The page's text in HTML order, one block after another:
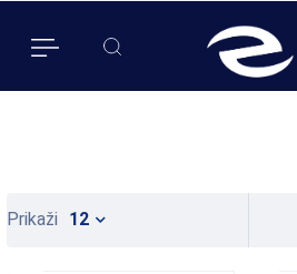
Prikaži 12